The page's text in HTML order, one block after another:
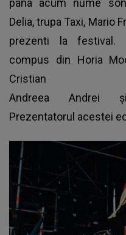
pana acum nume
Delia, trupa Taxi, Mario
prezenti la festival.
compus din Horia
Andreea Andrei
Prezentatorul acestei